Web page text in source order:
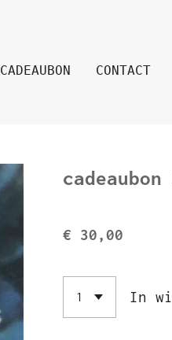
CADEAUBON CONTACT
€ 30,00
In